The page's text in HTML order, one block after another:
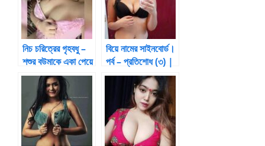
নিচ চরিত্রের গৃহবধু –
শশুর বউমাকে একা পেয়ে
চুদলো – পর্ব ১ |
BanglaChotika
hini
বিয়ে নামের সাইনবোর্ড।
পর্ব – প্রতিশোধ (৩) |
BanglaChotika